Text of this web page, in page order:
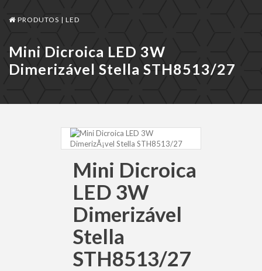
PRODUTOS | LED
Mini Dicroica LED 3W
Dimerizável Stella STH8513/27
Mini Dicroica
LED 3W
Dimerizável
Stella
STH8513/27